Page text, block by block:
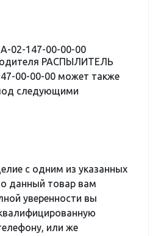
02-147-00-00-00
РАСПЫЛИТЕЛЬ
00-00-00 может также
следующими
с одним из указанных
данный товар вам
уверенности вы
или же